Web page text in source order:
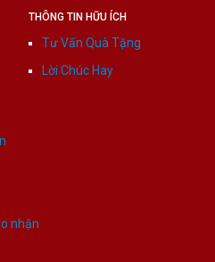
THÔNG TIN HỮU ÍCH
Tư Vấn Quà Tặng
Lời Chúc Hay
nhận